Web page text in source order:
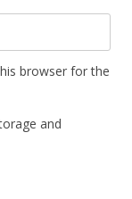
browser for the
and